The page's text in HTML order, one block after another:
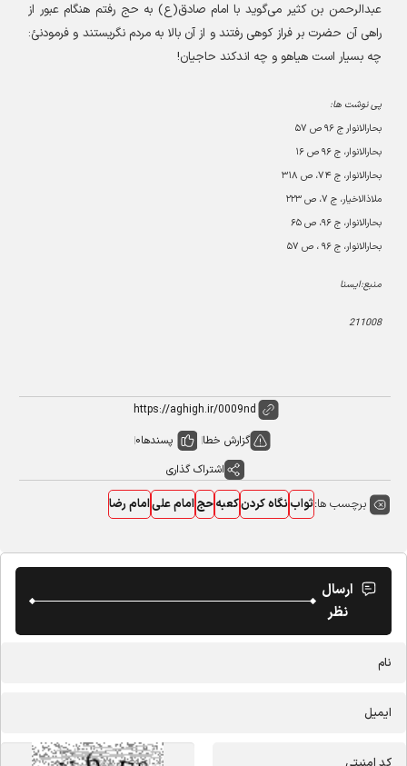
عبدالرحمن بن کثیر می‌گوید با امام صادق(ع) به حج رفتم هنگام عبور از
راهی آن حضرت بر فراز کوهی رفتند و از آن بالا به مردم نگریستند و فرمودنئ:
چه بسیار است هیاهو و چه اندکند حاجیان!
پی نوشت ها :
بحارالانوار ج ۹۶ص۵۷
بحارالانوار، ج ۹۶ص۱۶
بحارالانوار، ج ۷۴، ص۳۱۸
ملاذالاخیار، ج ۷، ص۲۲۳
بحارالانوار، ج ۹۶، ص۶۵
بحارالانوار، ج ۹۶، ص۵۷
منبع:ایسنا
211008
گزارش خطا پسندها0
اشتراک گذاری
برچسب ها:ثوابنگاه کردنکعبهحجامام علیامام رضا
ارسال
نظر